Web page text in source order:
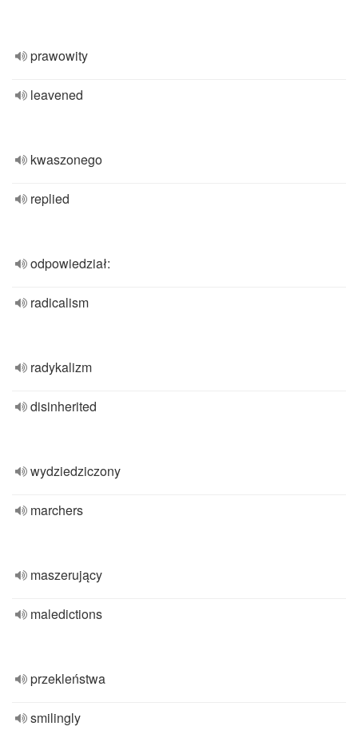
prawowity
leavened
kwaszonego
replied
odpowiedział:
radicalism
radykalizm
disinherited
wydziedziczony
marchers
maszerujący
maledictions
przekleństwa
smilingly